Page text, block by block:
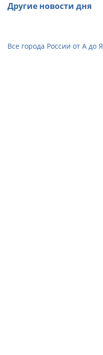
Другие новости дня
Все города России от А до Я